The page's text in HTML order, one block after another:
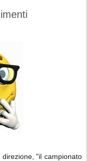
"il campionato